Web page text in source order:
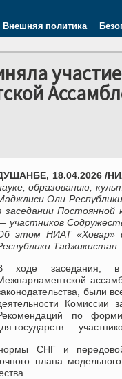
Внешняя политика
18.04.2026 /
образованию,
Оли
заседании Постоянной
участников
этом НИАТ «Ховар»
Таджикистан
ходе заседания, в
были
Комиссии
по
государств —
СНГ и передовой
плана